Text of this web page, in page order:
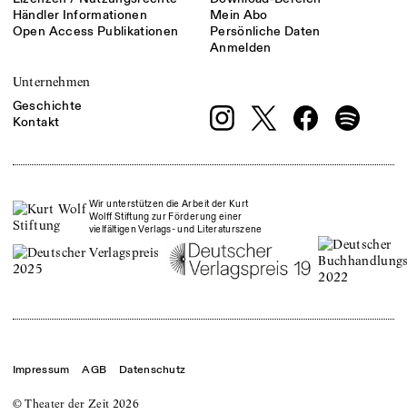
Händler Informationen
Open Access Publikationen
Mein Abo
Persönliche Daten
Anmelden
Unternehmen
Geschichte
Kontakt
Wir unterstützen die Arbeit der Kurt
Wolff Stiftung zur Förderung einer
vielfältigen Verlags- und Literaturszene
© Theater der Zeit 2026
Impressum AGB Datenschutz